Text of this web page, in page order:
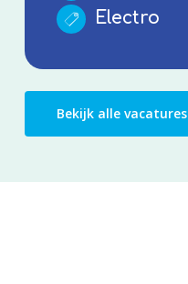
Electro
Bekijk alle vacatures